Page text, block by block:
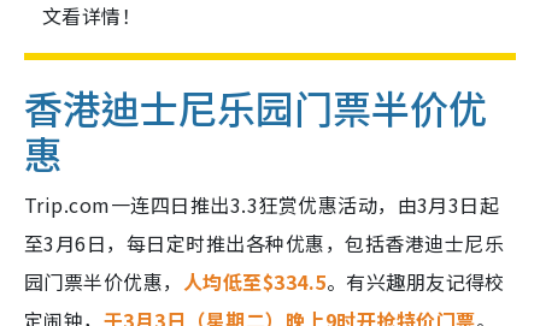
文看详情！
香港迪士尼乐园门票半价优
惠
Trip.com一连四日推出3.3狂赏优惠活动，由3月3日起
至3月6日，每日定时推出各种优惠，包括香港迪士尼乐
园门票半价优惠， 人均低至$334.5。有兴趣朋友记得校